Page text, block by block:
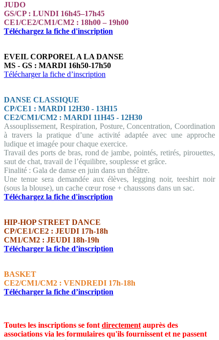
JUDO
GS/CP : LUNDI 16h45–17h45
CE1/CE2/CM1/CM2 : 18h00 – 19h00
Téléchargez la fiche d'inscription
EVEIL CORPOREL A LA DANSE
MS - GS : MARDI 16h50-17h50
Télécharger la fiche d’inscription
DANSE CLASSIQUE
CP/CE1 : MARDI 12H30 - 13H15
CE2/CM1/CM2 : MARDI 11H45 - 12H30
Assouplissement, Respiration, Posture, Concentration, Coordination
à travers la pratique d’une activité adaptée avec une approche
ludique et imagée pour chaque exercice.
Travail des ports de bras, rond de jambe, pointés, retirés, pirouettes,
saut de chat, travail de l’équilibre, souplesse et grâce.
Finalité : Gala de danse en juin dans un théâtre.
Une tenue sera demandée aux élèves, legging noir, teeshirt noir
(sous la blouse), un cache cœur rose + chaussons dans un sac.
Téléchargez la fiche d'inscription
HIP-HOP STREET DANCE
CP/CE1/CE2 : JEUDI 17h-18h
CM1/CM2 : JEUDI 18h-19h
Télécharger la fiche d’inscription
BASKET
CE2/CM1/CM2 : VENDREDI 17h-18h
Télécharger la fiche d’inscription
Toutes les inscriptions se font directement auprès des
associations via les formulaires qu'ils fournissent et ne passent